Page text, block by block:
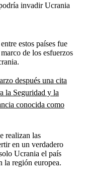
invadir Ucrania
estos países fue
de los esfuerzos
después una cita
la Seguridad y la
conocida como
realizan las
en un verdadero
Ucrania el país
la región europea.